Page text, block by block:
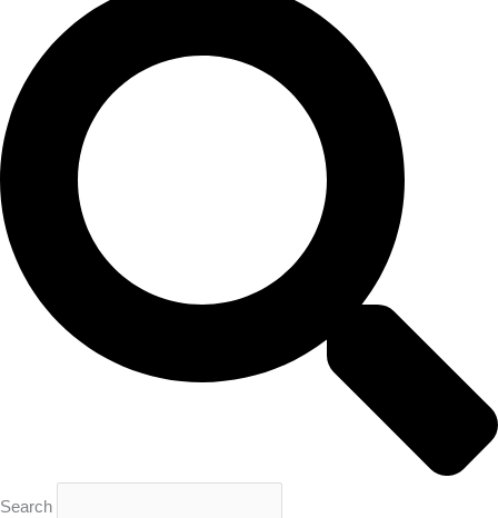
Search